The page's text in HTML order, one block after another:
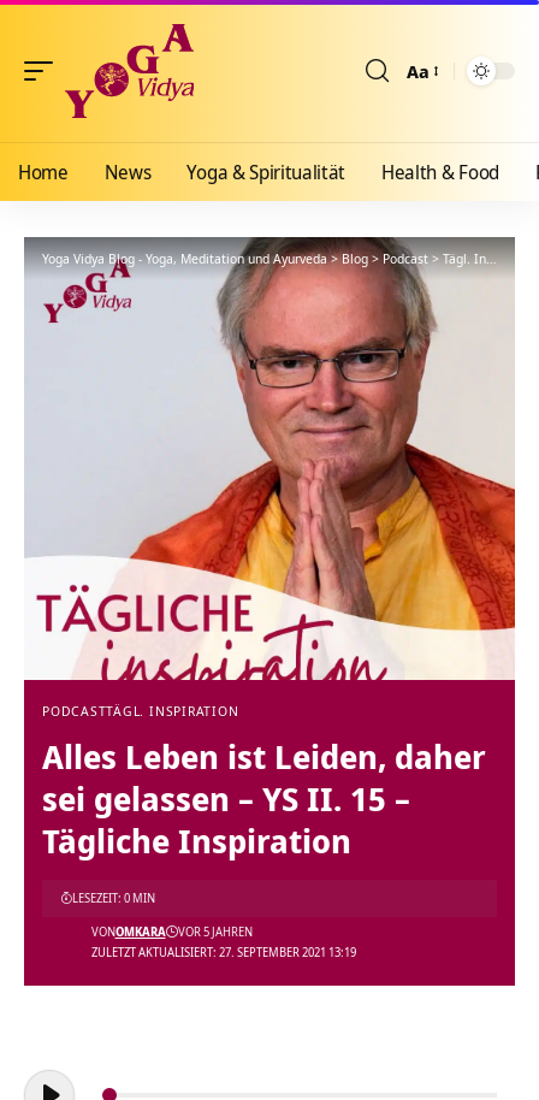
Aa
Home News Yoga & Spiritualität Health & Food
Yoga Vidya Blog - Yoga, Meditation und Ayurveda>Blog>Podcast>Tägl. Inspiration
PODCASTTÄGL. INSPIRATION
Alles Leben ist Leiden, daher
sei gelassen – YS II. 15 –
Tägliche Inspiration
ZULETZT AKTUALISIERT: 27. SEPTEMBER 2021 13:19
VONOMKARA VOR 5 JAHREN
LESEZEIT: 0 MIN
Audio-